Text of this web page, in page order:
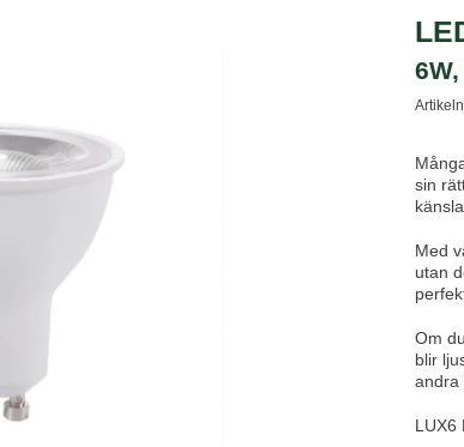
sin
Med
utan
Om
blir
andra
LUX6